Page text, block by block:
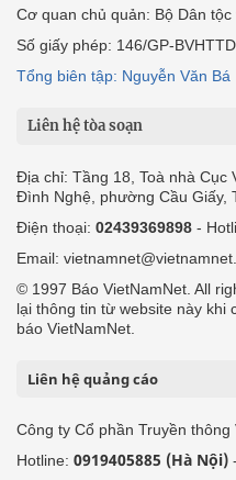
Cơ quan chủ quản: Bộ Dân
Số giấy phép: 146/GP-
Tổng biên tập: Nguyễn Văn Bá
Liên hệ tòa soạn
Địa chỉ: Tầng 18, Toà nhà Cục
Đình Nghệ, phường Cầu Giấy,
Điện thoại: 02439369898 -
Email:
© 1997 Báo VietNamNet. All
lại thông tin từ website này khi
báo VietNamNet.
Liên hệ quảng cáo
Công ty Cổ phần Truyền thông
Hotline: 0919405885 (Hà Nội) -